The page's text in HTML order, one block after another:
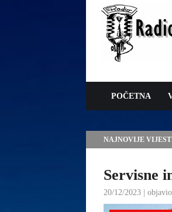
POČETNA
NAJNOVIJE
Servisne
20/12/2023 | objavio